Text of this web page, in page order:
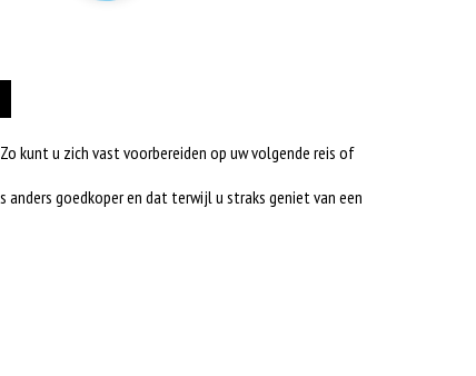
kunt u zich vast voorbereiden op uw volgende reis of
goedkoper en dat terwijl u straks geniet van een